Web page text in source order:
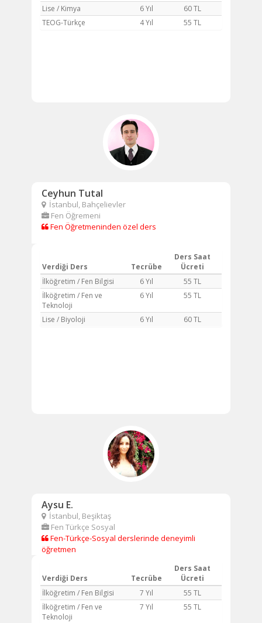
Lise / Kimya 6 Yıl
60 TL
TEOG-Türkçe
4 Yıl 55 TL
Ceyhun Tutal
İstanbul, Bahçelievler
Fen Öğremeni
Fen Öğretmeninden özel ders
Verdiği Ders Tecrübe
Ders Saat
Ücreti
İlköğretim / Fen Bilgisi
6 Yıl
55 TL
İlköğretim / Fen ve
Teknoloji
6 Yıl 55 TL
Lise / Biyoloji 6 Yıl 60 TL
Aysu E.
İstanbul, Beşiktaş
Fen Türkçe Sosyal
Fen-Türkçe-Sosyal derslerinde deneyimli
öğretmen
Verdiği Ders Tecrübe
Ders Saat
Ücreti
İlköğretim / Fen Bilgisi
7 Yıl
55 TL
İlköğretim / Fen ve
Teknoloji
7 Yıl 55 TL